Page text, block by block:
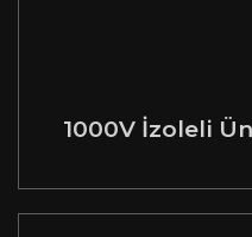
1000V İzoleli